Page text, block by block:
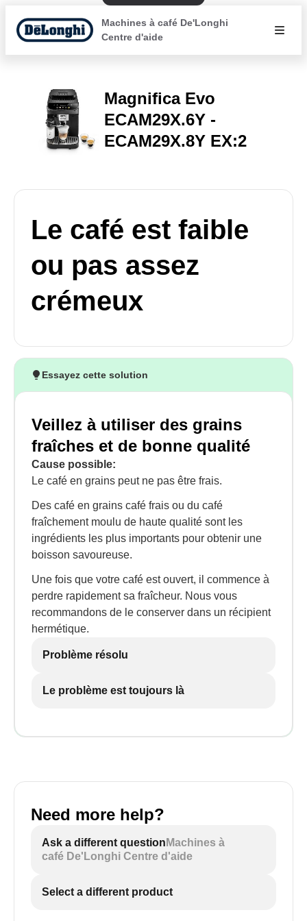
Machines à café De'Longhi
Centre d'aide
Magnifica Evo
ECAM29X.6Y -
ECAM29X.8Y EX:2
Le café est faible
ou pas assez
crémeux
Essayez cette solution
Veillez à utiliser des grains
fraîches et de bonne qualité
Cause possible:
Le café en grains peut ne pas être frais.
Des café en grains café frais ou du café
fraîchement moulu de haute qualité sont les
ingrédients les plus importants pour obtenir une
boisson savoureuse.
Une fois que votre café est ouvert, il commence à
perdre rapidement sa fraîcheur. Nous vous
recommandons de le conserver dans un récipient
hermétique.
Problème résolu
Le problème est toujours là
Need more help?
Ask a different question Machines à
café De'Longhi Centre d'aide
Select a different product